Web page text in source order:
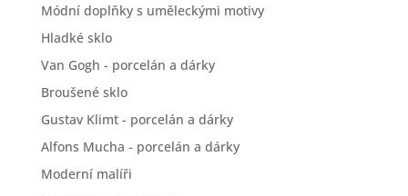
Módní doplňky s uměleckými motivy
Hladké sklo
Van Gogh - porcelán a dárky
Broušené sklo
Gustav Klimt - porcelán a dárky
Alfons Mucha - porcelán a dárky
Moderní malíři